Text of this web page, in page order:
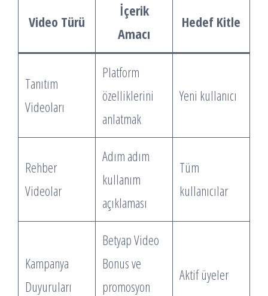
Video Türü
İçerik
Amacı
Hedef Kitle
Tanıtım
Videoları
Platform
özelliklerini
anlatmak
Yeni kullanıcı
Rehber
Videolar
Adım adım
kullanım
açıklaması
Tüm
kullanıcılar
Kampanya
Duyuruları
Betyap Video
Bonus ve
promosyon
Aktif üyeler